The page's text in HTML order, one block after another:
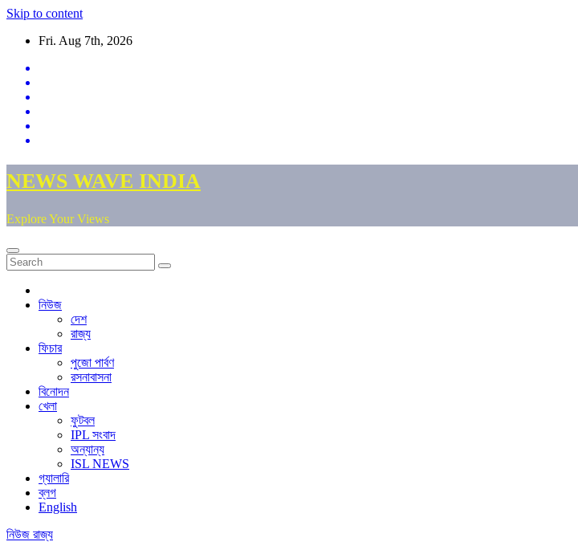
Skip to content
Fri. Aug 7th, 2026
NEWS WAVE INDIA
Explore Your Views
নিউজ
দেশ
রাজ্য
ফিচার
পুজো পার্বণ
রসনাবাসনা
বিনোদন
খেলা
ফুটবল
IPL সংবাদ
অন্যান্য
ISL NEWS
গ্যালারি
ব্লগ
English
নিউজ রাজ্য